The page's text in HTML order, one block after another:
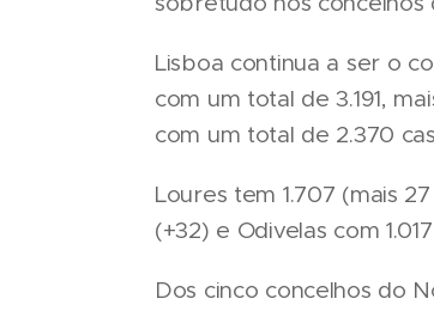
Lisboa continua a ser o
com um total de 3.191,
com um total de 2.370
Loures tem 1.707 (mais
(+32) e Odivelas com
Dos cinco concelhos do